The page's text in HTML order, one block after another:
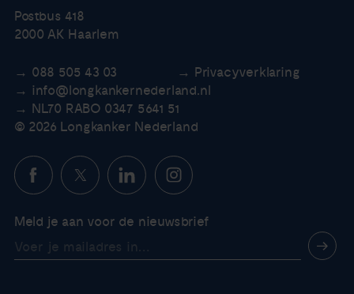
Postbus 418
2000 AK Haarlem
088 505 43 03
Privacyverklaring
info@longkankernederland.nl
NL70 RABO 0347 5641 51
© 2026 Longkanker Nederland
Meld je aan voor de nieuwsbrief